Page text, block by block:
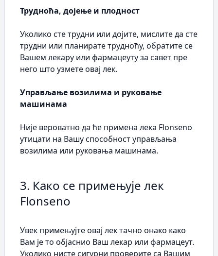
Трудноћа, дојење и плодност
Уколико сте трудни или дојите, мислите да сте
трудни или планирате трудноћу, обратите се
Вашем лекару или фармацеуту за савет пре
него што узмете овај лек.
Управљање возилима и руковање
машинама
Није вероватно да ће примена лека Flonseno
утицати на Вашу способност управљања
возилима или руковања машинама.
3. Како се примењује лек
Flonseno
Увек примењујте овај лек тачно онако како
Вам је то објаснио Ваш лекар или фармацеут.
Уколико нисте сигурни проверите са Вашим